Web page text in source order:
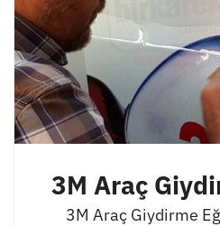
3M Araç
3M Araç Giydirme